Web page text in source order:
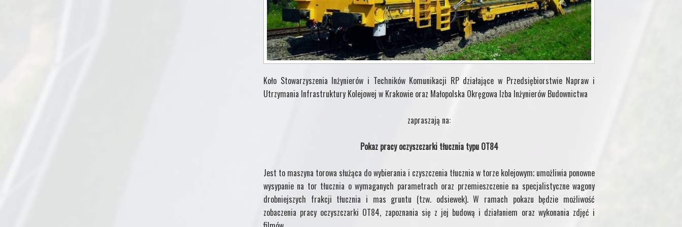
Koło Stowarzyszenia Inżynierów i Techników Komunikacji RP działające w Przedsiębiorstwie Napraw i
Utrzymania Infrastruktury Kolejowej w Krakowie oraz Małopolska Okręgowa Izba Inżynierów Budownictwa
zapraszają na:
Pokaz pracy oczyszczarki tłucznia typu OT84
Jest to maszyna torowa służąca do wybierania i czyszczenia tłucznia w torze kolejowym; umożliwia ponowne
wysypanie na tor tłucznia o wymaganych parametrach oraz przemieszczenie na specjalistyczne wagony
drobniejszych frakcji tłucznia i mas gruntu (tzw. odsiewek). W ramach pokazu będzie możliwość
zobaczenia pracy oczyszczarki OT84, zapoznania się z jej budową i działaniem oraz wykonania zdjęć i